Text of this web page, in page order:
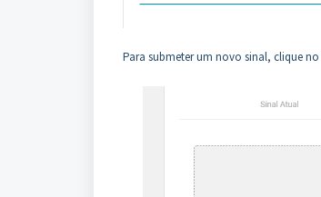
Para submeter um novo sinal, clique